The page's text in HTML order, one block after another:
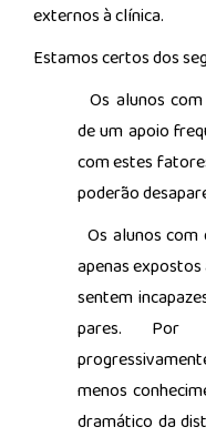
externos à clínica.
Estamos certos dos
Os alunos
de um apoio
com estes
poderão
Os alunos com
apenas
sentem
pares. Por
menos
dramático da